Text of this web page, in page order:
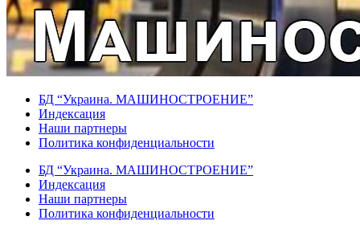
БД “Украина. МАШИНОСТРОЕНИЕ”
Индекcация
Наши партнеры
Политика конфиденциальности
БД “Украина. МАШИНОСТРОЕНИЕ”
Индекcация
Наши партнеры
Политика конфиденциальности